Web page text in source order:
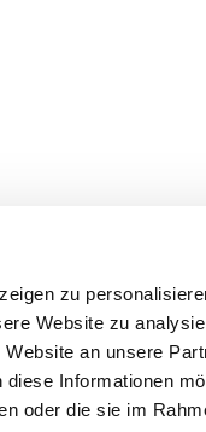
zu
Website zu
an unsere
Informationen
oder die sie im